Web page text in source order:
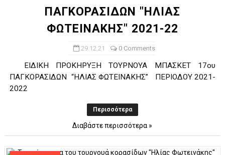
ΠΑΓΚΟΡΑΣΙΔΩΝ "ΗΛΙΑΣ
ΦΩΤΕΙΝΑΚΗΣ" 2021-22
29.12.21 0 Comments
ΕΙΔΙΚΗ ΠΡΟΚΗΡΥΞΗ ΤΟΥΡΝΟΥΑ ΜΠΑΣΚΕΤ 17ου
ΠΑΓΚΟΡΑΣΙΔΩΝ “ΗΛΙΑΣ ΦΩΤΕΙΝΑΚΗΣ” ΠΕΡΙΟΔΟΥ 2021­-
2022
Περισσότερα
Διαβάστε περισσότερα »